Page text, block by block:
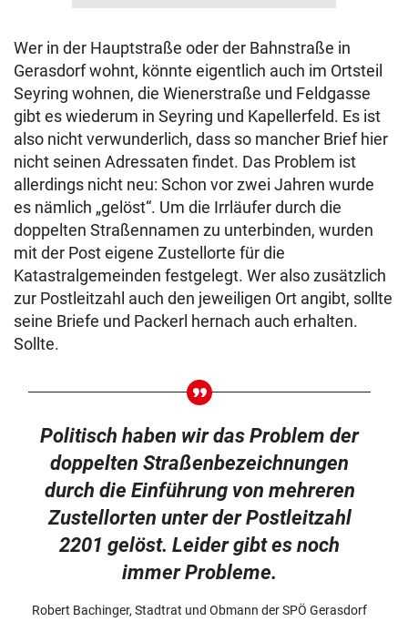
Wer in der Hauptstraße oder der Bahnstraße in
Gerasdorf wohnt, könnte eigentlich auch im Ortsteil
Seyring wohnen, die Wienerstraße und Feldgasse
gibt es wiederum in Seyring und Kapellerfeld. Es ist
also nicht verwunderlich, dass so mancher Brief hier
nicht seinen Adressaten findet. Das Problem ist
allerdings nicht neu: Schon vor zwei Jahren wurde
es nämlich „gelöst“. Um die Irrläufer durch die
doppelten Straßennamen zu unterbinden, wurden
mit der Post eigene Zustellorte für die
Katastralgemeinden festgelegt. Wer also zusätzlich
zur Postleitzahl auch den jeweiligen Ort angibt, sollte
seine Briefe und Packerl hernach auch erhalten.
Sollte.
Politisch haben wir das Problem der
doppelten Straßenbezeichnungen
durch die Einführung von mehreren
Zustellorten unter der Postleitzahl
2201 gelöst. Leider gibt es noch
immer Probleme.
Robert Bachinger, Stadtrat und Obmann der SPÖ Gerasdorf